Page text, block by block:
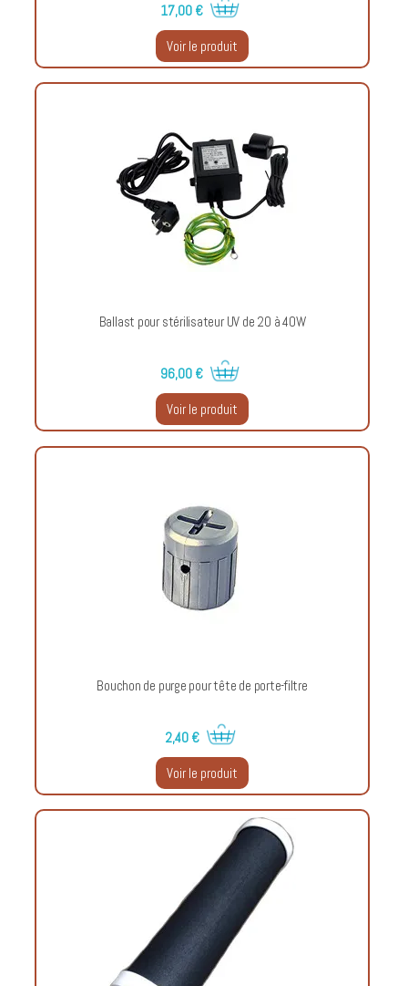
17,00 €
Voir le produit
Ballast pour stérilisateur UV de 20 à 40W
96,00 €
Voir le produit
Bouchon de purge pour tête de porte-filtre
2,40 €
Voir le produit